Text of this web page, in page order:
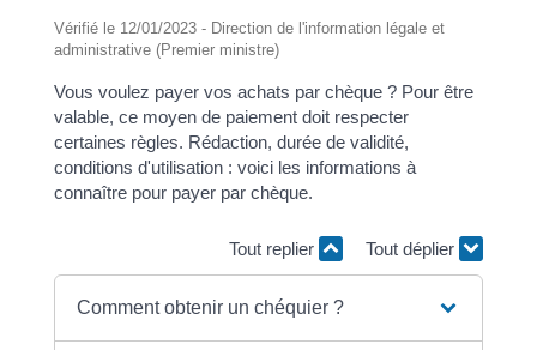
Vérifié le 12/01/2023 - Direction de l'information légale et
administrative (Premier ministre)
Vous voulez payer vos achats par chèque ? Pour être
valable, ce moyen de paiement doit respecter
certaines règles. Rédaction, durée de validité,
conditions d'utilisation : voici les informations à
connaître pour payer par chèque.
Tout replier Tout déplier
Comment obtenir un chéquier ?